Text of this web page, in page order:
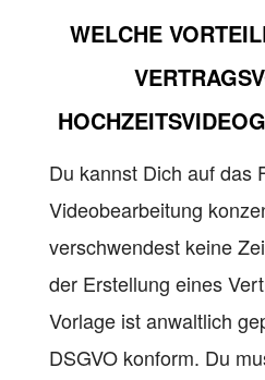
WELCHE
Du kannst Dich auf das
Videobearbeitung
verschwendest keine
der Erstellung eines
Vorlage ist anwaltlich
DSGVO konform. Du